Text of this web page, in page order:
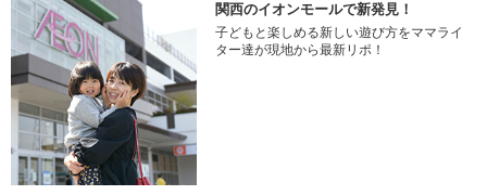
関西のイオンモールで新発見！
子どもと楽しめる新しい遊び方をママライ
ター達が現地から最新リポ！